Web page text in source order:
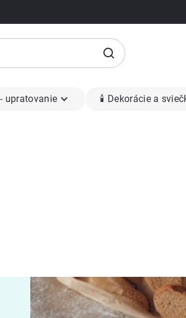
upratovanie 🕯 Dekorácie a